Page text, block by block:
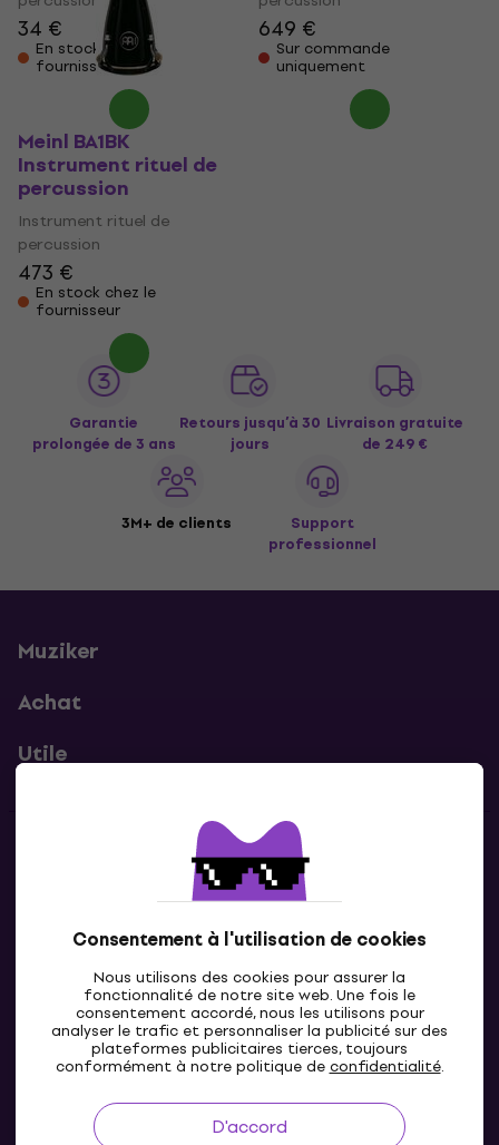
Consentement à l'utilisation de cookies
Nous utilisons des cookies pour assurer la
fonctionnalité de notre site web. Une fois le
consentement accordé, nous les utilisons pour
analyser le trafic et personnaliser la publicité sur des
plateformes publicitaires tierces, toujours
conformément à notre politique deconfidentialité.
D'accord
34 €
En stock chez le
fournisseur
649 €
Sur commande
uniquement
Meinl BA1BK
Instrument rituel de
percussion
Instrument rituel de
percussion
473 €
En stock chez le
fournisseur
Garantie
prolongée de 3 ans
Retours jusqu’à 30
jours
Livraison gratuite
de 249 €
3M+ de clients
Support
professionnel
Muziker
Achat
Utile
Contacts
Contacte nous
FR